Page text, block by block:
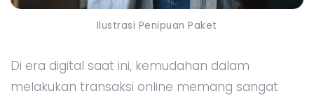
Ilustrasi Penipuan Paket
Di era digital saat ini, kemudahan dalam
melakukan transaksi online memang sangat